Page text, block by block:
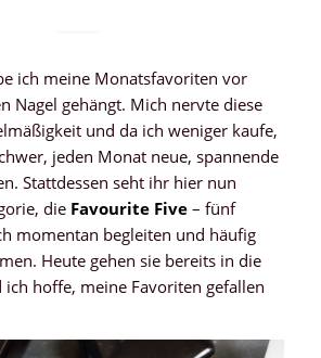
ich meine Monatsfavoriten vor
Nagel gehängt. Mich nervte diese
und da ich weniger kaufe,
jeden Monat neue, spannende
Stattdessen seht ihr hier nun
die Favourite Five– fünf
momentan begleiten und häufig
Heute gehen sie bereits in die
hoffe, meine Favoriten gefallen